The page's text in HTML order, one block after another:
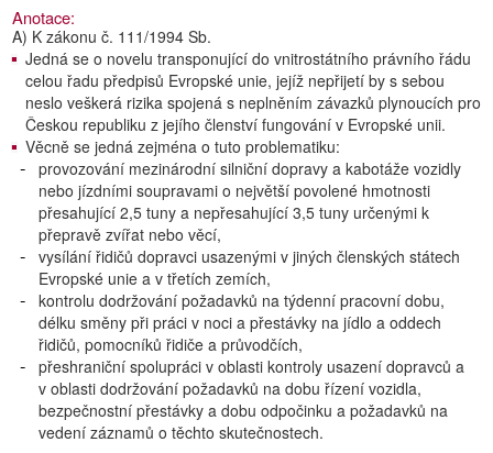
Anotace:
A) K zákonu č. 111/1994 Sb.
Jedná se o novelu transponující do vnitrostátního právního řádu
celou řadu předpisů Evropské unie, jejíž nepřijetí by s sebou
neslo veškerá rizika spojená s neplněním závazků plynoucích pro
Českou republiku z jejího členství fungování v Evropské unii.
Věcně se jedná zejména o tuto problematiku:
provozování mezinárodní silniční dopravy a kabotáže vozidly
nebo jízdními soupravami o největší povolené hmotnosti
přesahující 2,5 tuny a nepřesahující 3,5 tuny určenými k
přepravě zvířat nebo věcí,
vysílání řidičů dopravci usazenými v jiných členských státech
Evropské unie a v třetích zemích,
kontrolu dodržování požadavků na týdenní pracovní dobu,
délku směny při práci v noci a přestávky na jídlo a oddech
řidičů, pomocníků řidiče a průvodčích,
přeshraniční spolupráci v oblasti kontroly usazení dopravců a
v oblasti dodržování požadavků na dobu řízení vozidla,
bezpečnostní přestávky a dobu odpočinku a požadavků na
vedení záznamů o těchto skutečnostech.